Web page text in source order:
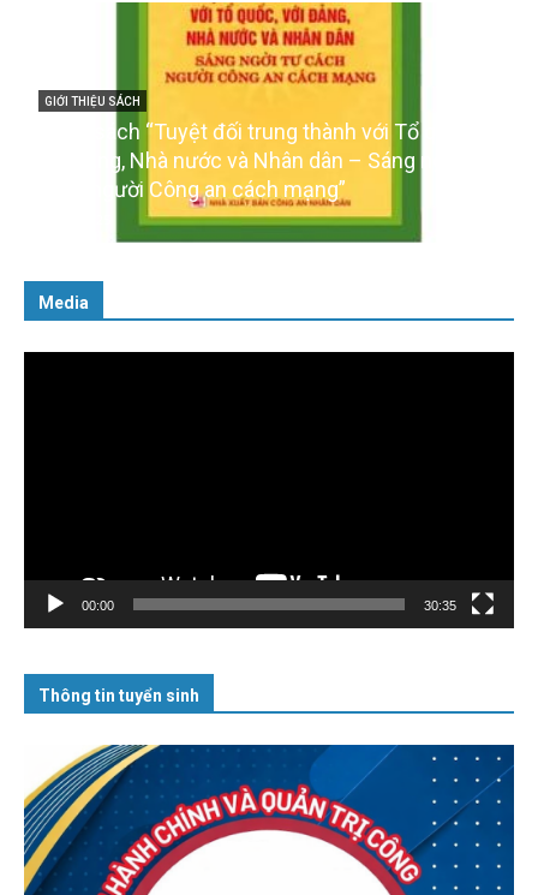
GIỚI THIỆU SÁCH
Cuốn sách “Tuyệt đối trung thành với Tổ quốc,
với Đảng, Nhà nước và Nhân dân – Sáng ngời tư
cách người Công an cách mạng”
Media
00:00 30:35
Thông tin tuyển sinh